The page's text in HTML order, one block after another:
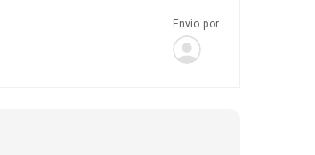
Envio por